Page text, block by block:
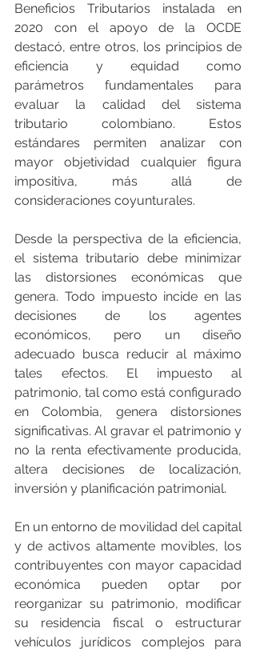
Beneficios Tributarios instalada en
2020 con el apoyo de la OCDE
destacó, entre otros, los principios de
eficiencia y equidad como
parámetros fundamentales para
evaluar la calidad del sistema
tributario colombiano. Estos
estándares permiten analizar con
mayor objetividad cualquier figura
impositiva, más allá de
consideraciones coyunturales.
Desde la perspectiva de la eficiencia,
el sistema tributario debe minimizar
las distorsiones económicas que
genera. Todo impuesto incide en las
decisiones de los agentes
económicos, pero un diseño
adecuado busca reducir al máximo
tales efectos. El impuesto al
patrimonio, tal como está configurado
en Colombia, genera distorsiones
significativas. Al gravar el patrimonio y
no la renta efectivamente producida,
altera decisiones de localización,
inversión y planificación patrimonial.
En un entorno de movilidad del capital
y de activos altamente movibles, los
contribuyentes con mayor capacidad
económica pueden optar por
reorganizar su patrimonio, modificar
su residencia fiscal o estructurar
vehículos jurídicos complejos para